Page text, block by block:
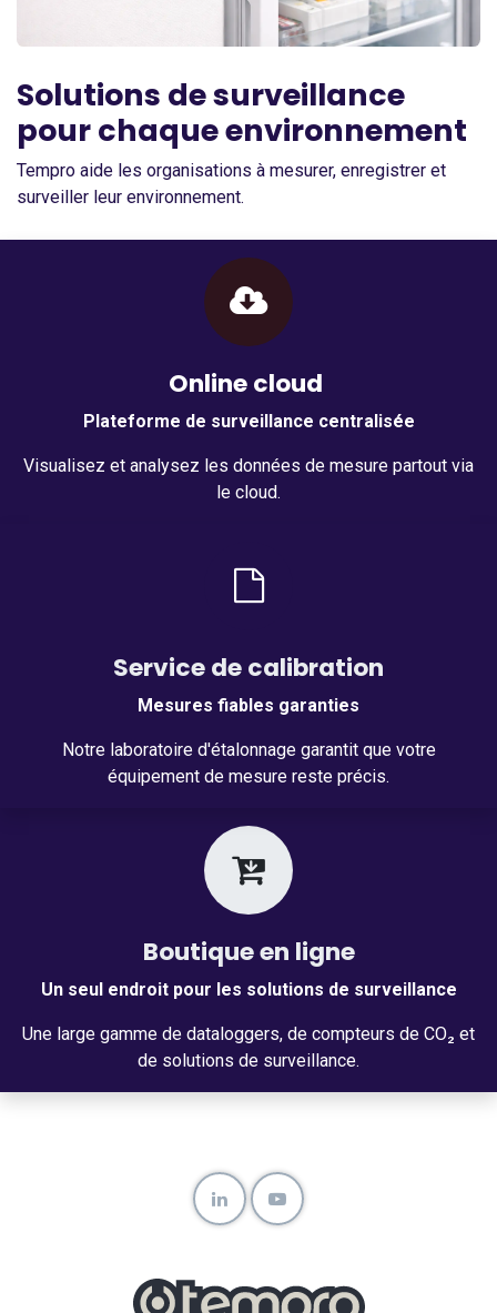
Solutions de surveillance
pour chaque environnement
Tempro aide les organisations à mesurer, enregistrer et
surveiller leur environnement.
Online cloud
Plateforme de surveillance centralisée
Visualisez et analysez les données de mesure partout via
le cloud.
Service de calibration
Mesures fiables garanties
Notre laboratoire d'étalonnage garantit que votre
équipement de mesure reste précis.
Boutique en ligne
Un seul endroit pour les solutions de surveillance
Une large gamme de dataloggers, de compteurs de CO₂ et
de solutions de surveillance.